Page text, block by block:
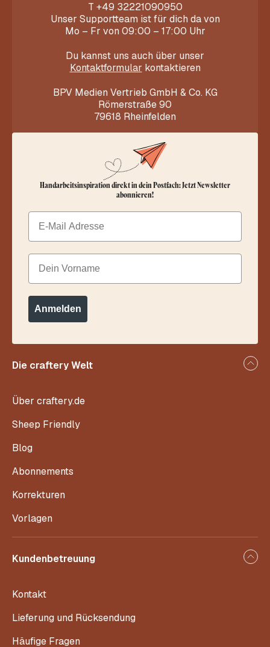
T +49 32221090950
Unser Supportteam ist für dich da von
Mo – Fr von 09:00 – 17:00 Uhr
Du kannst uns auch über unser
Kontaktformular kontaktieren
BPV Medien Vertrieb GmbH & Co. KG
Römerstraße 90
79618 Rheinfelden
Die craftery Welt
Über craftery.de
Sheep Friendly
Blog
Abonnements
Korrekturen
Vorlagen
Kundenbetreuung
Kontakt
Lieferung und Rücksendung
Häufige Fragen
Handarbeitsinspiration direkt in dein Postfach: Jetzt Newsletter
abonnieren!
Email
Dein Vorname
Anmelden